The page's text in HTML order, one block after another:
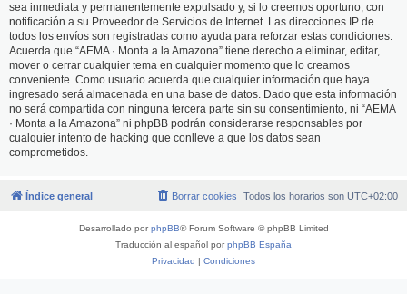
sea inmediata y permanentemente expulsado y, si lo creemos oportuno, con
notificación a su Proveedor de Servicios de Internet. Las direcciones IP de
todos los envíos son registradas como ayuda para reforzar estas condiciones.
Acuerda que “AEMA · Monta a la Amazona” tiene derecho a eliminar, editar,
mover o cerrar cualquier tema en cualquier momento que lo creamos
conveniente. Como usuario acuerda que cualquier información que haya
ingresado será almacenada en una base de datos. Dado que esta información
no será compartida con ninguna tercera parte sin su consentimiento, ni “AEMA
· Monta a la Amazona” ni phpBB podrán considerarse responsables por
cualquier intento de hacking que conlleve a que los datos sean
comprometidos.
Índice general Todos los horarios son UTC+02:00
Borrar cookies
Desarrollado porphpBB® Forum Software © phpBB Limited
Traducción al español porphpBB España
Privacidad | Condiciones